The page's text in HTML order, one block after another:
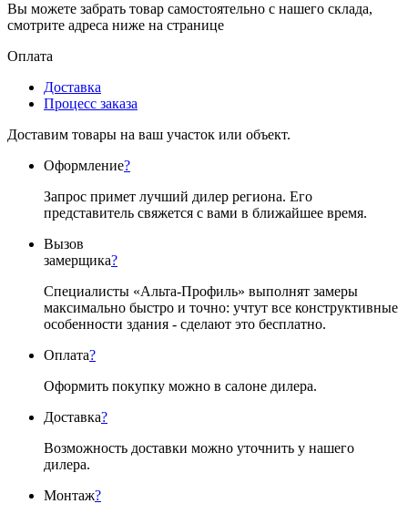
Вы можете забрать товар самостоятельно с нашего склада,
смотрите адреса ниже на странице
Оплата
Доставка
Процесс заказа
Доставим товары на ваш участок или объект.
Оформление?
Запрос примет лучший дилер региона. Его
представитель свяжется с вами в ближайшее время.
Вызов
замерщика?
Специалисты «Альта-Профиль» выполнят замеры
максимально быстро и точно: учтут все конструктивные
особенности здания - сделают это бесплатно.
Оплата?
Оформить покупку можно в салоне дилера.
Доставка?
Возможность доставки можно уточнить у нашего
дилера.
Монтаж?